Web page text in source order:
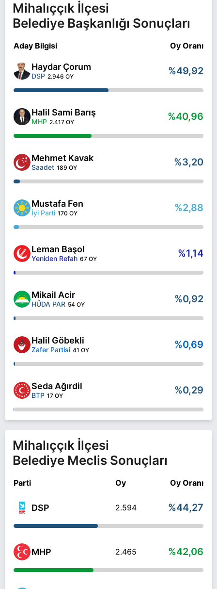
Mihalıççık İlçesi
Belediye Başkanlığı Sonuçları
Aday Bilgisi Oy Oranı
Haydar Çorum
DSP 2.946 OY %49,92
Halil Sami Barış
MHP 2.417 OY %40,96
Mehmet Kavak
Saadet 189 OY %3,20
Mustafa Fen
İyi Parti 170 OY %2,88
Leman Başol
Yeniden Refah 67 OY %1,14
Mikail Acir
HÜDA PAR 54 OY %0,92
Halil Göbekli
Zafer Partisi 41 OY %0,69
Seda Ağırdil
BTP 17 OY %0,29
Mihalıççık İlçesi
Belediye Meclis Sonuçları
Parti Oy Oy Oranı
DSP 2.594 %44,27
MHP 2.465 %42,06